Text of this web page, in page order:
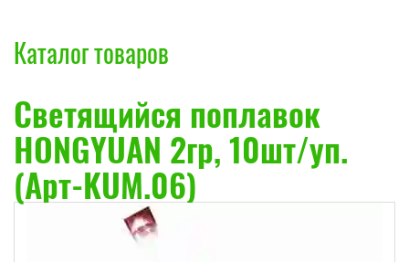
Каталог товаров
Cветящийся поплавок
HONGYUAN 2гр, 10шт/уп.
(Арт-KUM.06)